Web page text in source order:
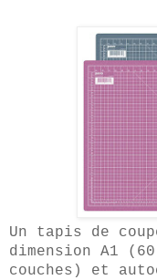
Un tapis de
dimension A1
couches) et